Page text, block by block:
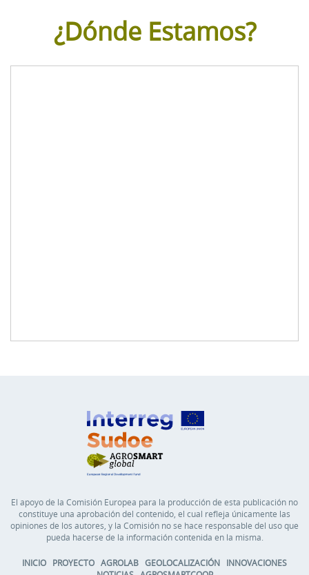
¿Dónde Estamos?
El apoyo de la Comisión Europea para la producción de esta publicación no
constituye una aprobación del contenido, el cual refleja únicamente las
opiniones de los autores, y la Comisión no se hace responsable del uso que
pueda hacerse de la información contenida en la misma.
INICIO PROYECTO AGROLAB GEOLOCALIZACIÓN
INNOVACIONES